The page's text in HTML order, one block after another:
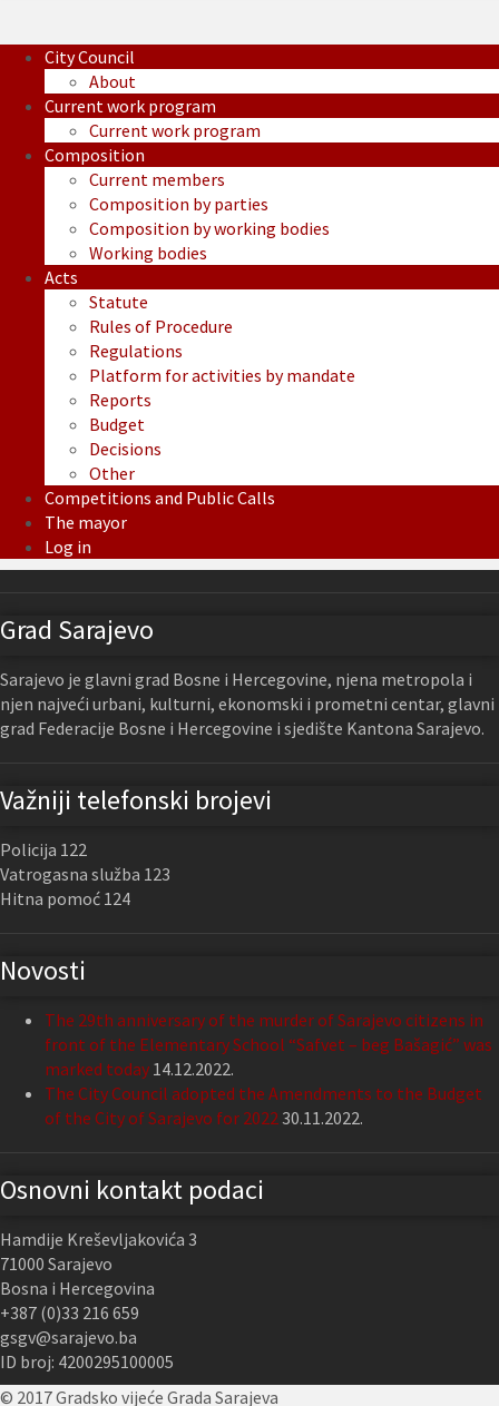
City Council
About
Current work program
Current work program
Composition
Current members
Composition by parties
Composition by working bodies
Working bodies
Acts
Statute
Rules of Procedure
Regulations
Platform for activities by mandate
Reports
Budget
Decisions
Other
Competitions and Public Calls
The mayor
Log in
Grad Sarajevo
Sarajevo je glavni grad Bosne i Hercegovine, njena metropola i
njen najveći urbani, kulturni, ekonomski i prometni centar, glavni
grad Federacije Bosne i Hercegovine i sjedište Kantona Sarajevo.
Važniji telefonski brojevi
Policija 122
Vatrogasna služba 123
Hitna pomoć 124
Novosti
The 29th anniversary of the murder of Sarajevo citizens in
front of the Elementary School “Safvet – beg Bašagić” was
marked today 14.12.2022.
The City Council adopted the Amendments to the Budget
of the City of Sarajevo for 202230.11.2022.
Osnovni kontakt podaci
Hamdije Kreševljakovića 3
71000 Sarajevo
Bosna i Hercegovina
+387 (0)33 216 659
gsgv@sarajevo.ba
ID broj: 4200295100005
© 2017 Gradsko vijeće Grada Sarajeva